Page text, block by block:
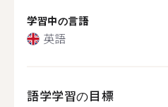
学習中の言語
英語
語学学習の目標